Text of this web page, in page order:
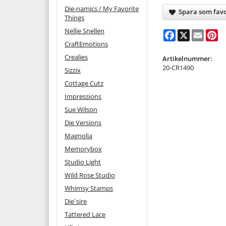
Die-namics / My Favorite
Things
Nellie Snellen
CraftEmotions
Crealies
Sizzix
Cottage Cutz
Impressions
Sue Wilson
Die Versions
Magnolia
Memorybox
Studio Light
Wild Rose Studio
Whimsy Stamps
Die´sire
Tattered Lace
Spara som
Facebook
X Email
Artikelnummer:
20-CR1490